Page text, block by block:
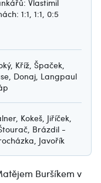
Vlastimil
1:1, 1:1, 0:5
Kříž, Špaček,
Donaj, Langpaul
Kokeš, Jiříček,
Brázdil -
Javořík
Buršíkem v